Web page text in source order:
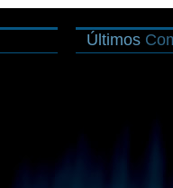
Últimos